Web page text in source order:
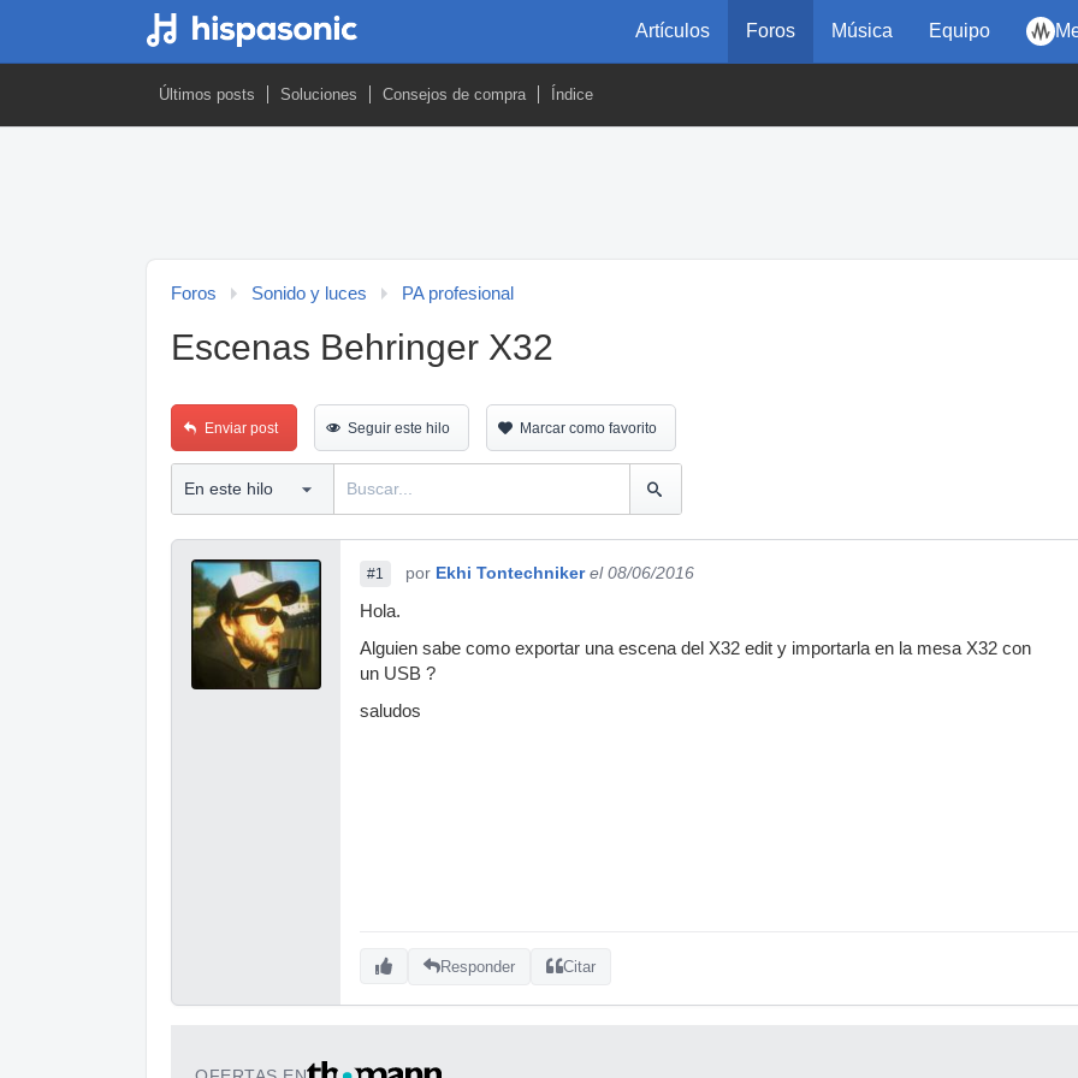
Artículos Foros Música Equipo
Últimos posts Soluciones Consejos de compra Índice
Foros Sonido y luces PA profesional
Escenas Behringer X32
Enviar post Seguir este hilo Marcar como favorito
#1 por Ekhi Tontechniker el 08/06/2016
Hola.
Alguien sabe como exportar una escena del X32 edit y importarla en la mesa X32 con
un USB ?
saludos
Responder Citar